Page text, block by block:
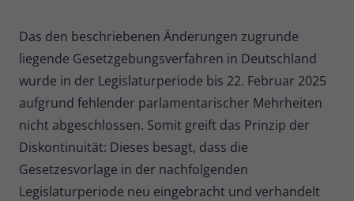
Das den beschriebenen Änderungen zugrunde
liegende Gesetzgebungsverfahren in Deutschland
wurde in der Legislaturperiode bis 22. Februar 2025
aufgrund fehlender parlamentarischer Mehrheiten
nicht abgeschlossen. Somit greift das Prinzip der
Diskontinuität: Dieses besagt, dass die
Gesetzesvorlage in der nachfolgenden
Legislaturperiode neu eingebracht und verhandelt